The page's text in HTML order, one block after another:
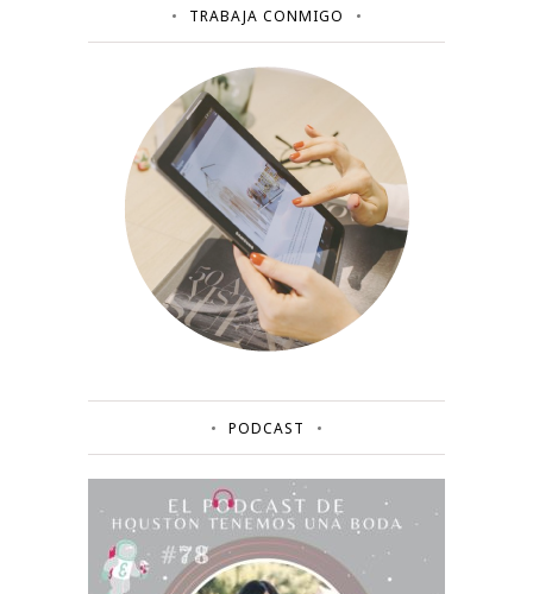
TRABAJA CONMIGO
PODCAST